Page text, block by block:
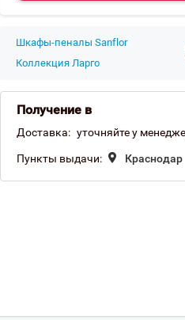
Шкафы-пеналы Sanflor
Коллекция Ларго
Получение в
Доставка: уточняйте у
Пункты выдачи: Краснодар